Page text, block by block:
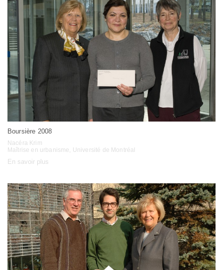
Boursière 2008
Nacéra Krim
Maîtrise en urbanisme, Université de Montréal
En savoir plus